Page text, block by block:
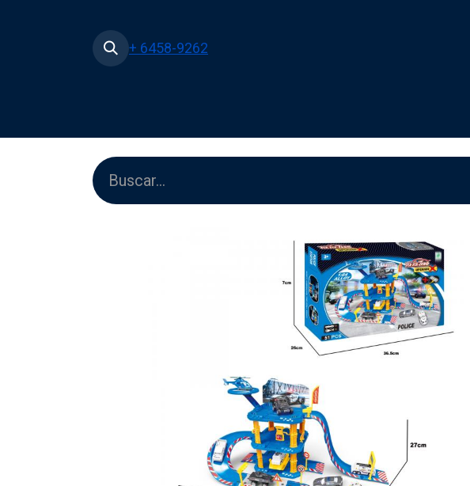
+ 6458-9262